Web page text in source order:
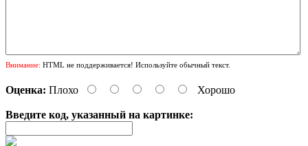
Внимание: HTML не поддерживается! Используйте обычный текст.
Оценка: Плохо Хорошо
Введите код, указанный на картинке: